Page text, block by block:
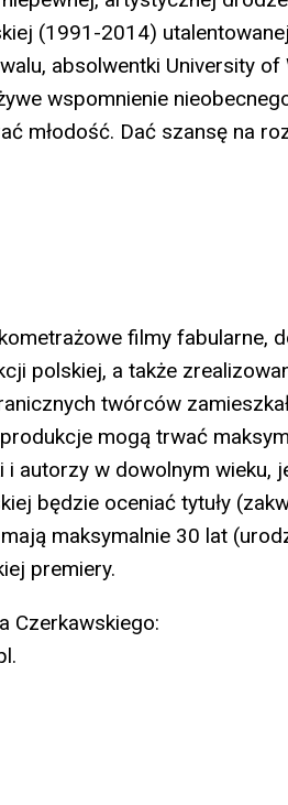
(1991-2014)
absolwentki University of
wspomnienie
młodość. Dać szansę na
filmy fabularne,
polskiej, a także
twórców
mogą trwać
i autorzy w dowolnym wieku,
będzie oceniać tytuły
maksymalnie 30 lat
premiery.
Czerkawskiego: